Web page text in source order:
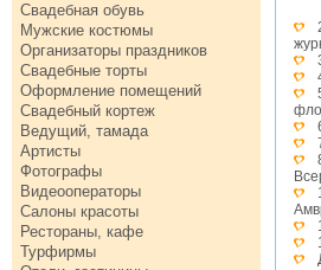
Свадебная обувь
Мужские костюмы
Организаторы праздников
Свадебные торты
Оформление помещений
Свадебный кортеж
Ведущий, тамада
Артисты
Фотографы
Видеооператоры
Салоны красоты
Рестораны, кафе
Турфирмы